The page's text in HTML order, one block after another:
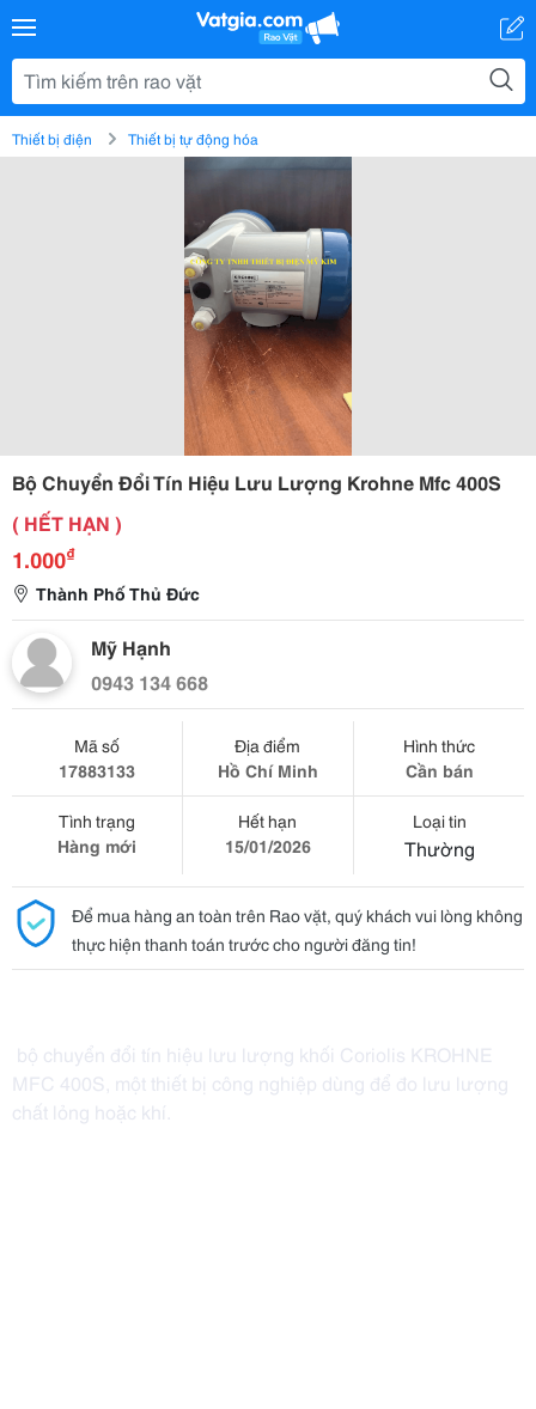
Thiết bị điện Thiết bị tự động hóa
Bộ Chuyển Đổi Tín Hiệu Lưu Lượng Krohne Mfc 400S
( HẾT HẠN )
1.000₫
Thành Phố Thủ Đức
Mỹ Hạnh
0943 134 668
Mã số
17883133
Địa điểm
Hồ Chí Minh
Hình thức
Cần bán
Tình trạng
Hàng mới
Hết hạn
15/01/2026
Loại tin
Thường
Để mua hàng an toàn trên Rao vặt, quý khách vui lòng không
thực hiện thanh toán trước cho người đăng tin!
bộ chuyển đổi tín hiệu lưu lượng khối Coriolis KROHNE
MFC 400S, một thiết bị công nghiệp dùng để đo lưu lượng
chất lỏng hoặc khí.